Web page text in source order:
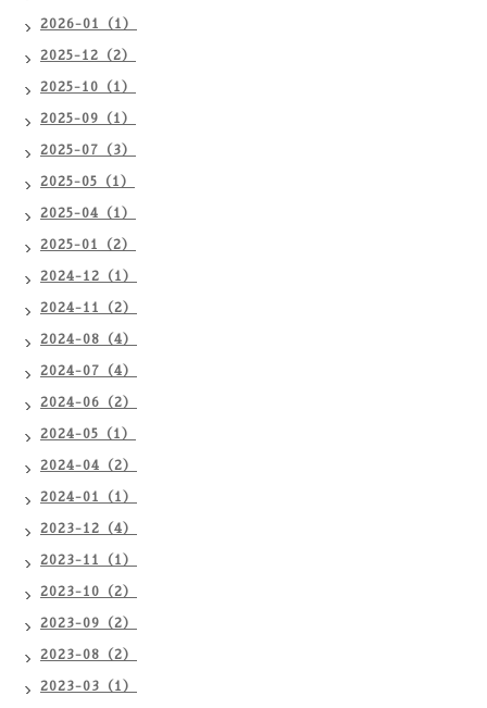
2026-01（1）
2025-12（2）
2025-10（1）
2025-09（1）
2025-07（3）
2025-05（1）
2025-04（1）
2025-01（2）
2024-12（1）
2024-11（2）
2024-08（4）
2024-07（4）
2024-06（2）
2024-05（1）
2024-04（2）
2024-01（1）
2023-12（4）
2023-11（1）
2023-10（2）
2023-09（2）
2023-08（2）
2023-03（1）